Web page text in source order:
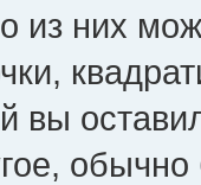
из них
вы